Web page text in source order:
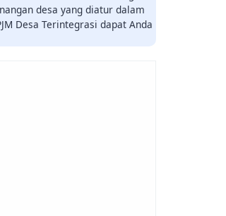
desa yang diatur dalam
Desa Terintegrasi dapat Anda